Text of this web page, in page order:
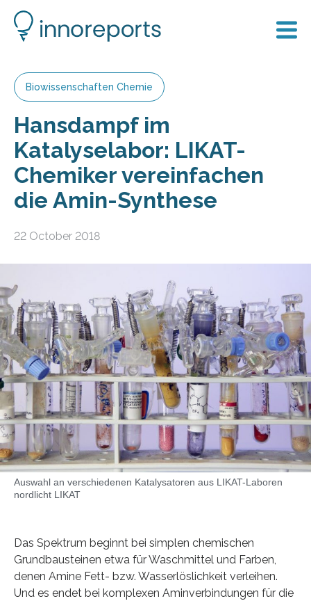
Biowissenschaften Chemie
Hansdampf im
Katalyselabor: LIKAT-
Chemiker vereinfachen
die Amin-Synthese
22 October 2018
Auswahl an verschiedenen Katalysatoren aus LIKAT-Laboren
nordlicht LIKAT
Das Spektrum beginnt bei simplen chemischen
Grundbausteinen etwa für Waschmittel und Farben,
denen Amine Fett- bzw. Wasserlöslichkeit verleihen.
Und es endet bei komplexen Aminverbindungen für die